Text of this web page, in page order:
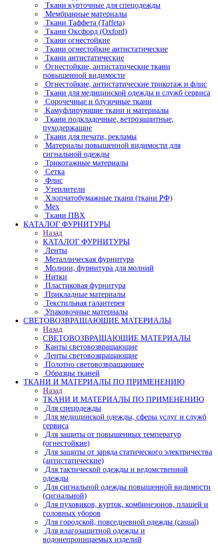
Ткани курточные для спецодежды
Мембранные материалы
Ткани Таффета (Taffeta)
Ткани Оксфорд (Oxford)
Ткани огнестойкие
Ткани огнестойкие антистатические
Ткани антистатические
Огнестойкие, антистатические ткани
повышенной видимости
Огнестойкие, антистатические трикотаж и флис
Ткани для медицинской одежды и служб сервиса
Сорочечные и блузочные ткани
Камуфлирующие ткани и материалы
Ткани подкладочные, ветрозащитные,
пуходержащие
Ткани для печати, рекламы
Материалы повышенной видимости для
сигнальной одежды
Трикотажные материалы
Сетка
Флис
Утеплители
Хлопчатобумажные ткани (ткани РФ)
Мех
Ткани ПВХ
КАТАЛОГ ФУРНИТУРЫ
Назад
КАТАЛОГ ФУРНИТУРЫ
Ленты
Металлическая фурнитура
Молнии, фурнитура для молний
Нитки
Пластиковая фурнитура
Прикладные материалы
Текстильная галантерея
Упаковочные материалы
СВЕТОВОЗВРАЩАЮЩИЕ МАТЕРИАЛЫ
Назад
СВЕТОВОЗВРАЩАЮЩИЕ МАТЕРИАЛЫ
Канты световозвращающие
Ленты световозвращающие
Полотно световозвращающее
Образцы тканей
ТКАНИ И МАТЕРИАЛЫ ПО ПРИМЕНЕНИЮ
Назад
ТКАНИ И МАТЕРИАЛЫ ПО ПРИМЕНЕНИЮ
Для спецодежды
Для медицинской одежды, сферы услуг и служб
сервиса
Для защиты от повышенных температур
(огнестойкие)
Для защиты от заряда статического электричества
(антистатические)
Для тактической одежды и ведомственной
одежды
Для сигнальной одежды повышенной видимости
(сигнальной)
Для пуховиков, курток, комбинезонов, плащей и
головных уборов
Для городской, повседневной одежды (casual)
Для влагозащитной одежды и
водонепроницаемых изделий